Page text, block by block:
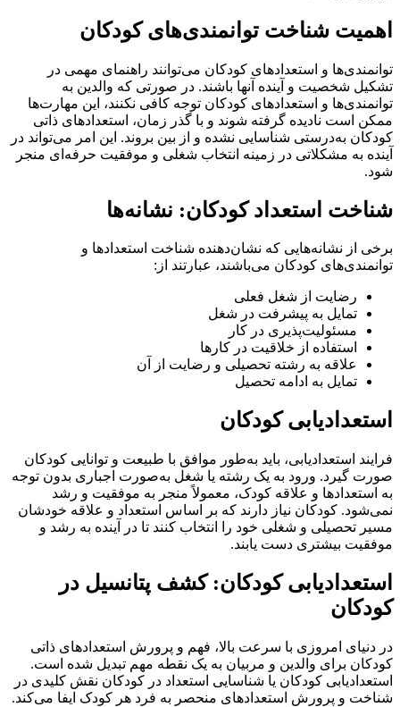
اهمیت شناخت توانمندی‌های کودکان
توانمندی‌ها و استعدادهای کودکان می‌توانند راهنمای مهمی در
تشکیل شخصیت و آینده آنها باشند. در صورتی که والدین به
توانمندی‌ها و استعدادهای کودکان توجه کافی نکنند، این مهارت‌ها
ممکن است نادیده گرفته شوند و با گذر زمان، استعدادهای ذاتی
کودکان به‌درستی شناسایی نشده و از بین بروند. این امر می‌تواند در
آینده به مشکلاتی در زمینه انتخاب شغلی و موفقیت حرفه‌ای منجر
شود.
شناخت استعداد کودکان: نشانه‌ها
برخی از نشانه‌هایی که نشان‌دهنده شناخت استعدادها و
توانمندی‌های کودکان می‌باشند، عبارتند از:
رضایت از شغل فعلی
تمایل به پیشرفت در شغل
مسئولیت‌پذیری در کار
استفاده از خلاقیت در کارها
علاقه به رشته تحصیلی و رضایت از آن
تمایل به ادامه تحصیل
استعدادیابی کودکان
فرایند استعدادیابی، باید به‌طور موافق با طبیعت و توانایی کودکان
صورت گیرد. ورود به یک رشته یا شغل به‌صورت اجباری بدون توجه
به استعدادها و علاقه کودک، معمولاً منجر به موفقیت و رشد
نمی‌شود. کودکان نیاز دارند که بر اساس استعداد و علاقه خودشان
مسیر تحصیلی و شغلی خود را انتخاب کنند تا در آینده به رشد و
موفقیت بیشتری دست یابند.
استعدادیابی کودکان: کشف پتانسیل در
کودکان
در دنیای امروزی با سرعت بالا، فهم و پرورش استعدادهای ذاتی
کودکان برای والدین و مربیان به یک نقطه مهم تبدیل شده است.
استعدادیابی کودکان یا شناسایی استعداد در کودکان نقش کلیدی در
شناخت و پرورش استعدادهای منحصر به فرد هر کودک ایفا می‌کند.